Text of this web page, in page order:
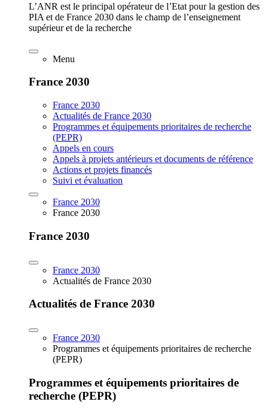
L’ANR est le principal opérateur de l’Etat pour la gestion des
PIA et de France 2030 dans le champ de l’enseignement
supérieur et de la recherche
Menu
France 2030
France 2030
Actualités de France 2030
Programmes et équipements prioritaires de recherche
(PEPR)
Appels en cours
Appels à projets antérieurs et documents de référence
Actions et projets financés
Suivi et évaluation
France 2030
France 2030
France 2030
France 2030
Actualités de France 2030
Actualités de France 2030
France 2030
Programmes et équipements prioritaires de recherche
(PEPR)
Programmes et équipements prioritaires de
recherche (PEPR)